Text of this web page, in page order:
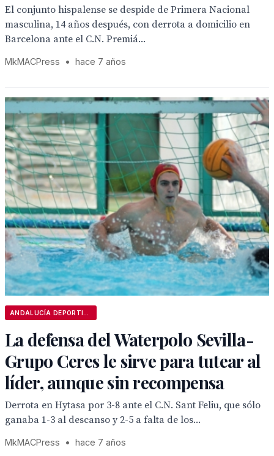
El conjunto hispalense se despide de Primera Nacional
masculina, 14 años después, con derrota a domicilio en
Barcelona ante el C.N. Premiá...
MkMACPress • hace 7 años
La defensa del Waterpolo Sevilla-
Grupo Ceres le sirve para tutear al
líder, aunque sin recompensa
Derrota en Hytasa por 3-8 ante el C.N. Sant Feliu, que sólo
ganaba 1-3 al descanso y 2-5 a falta de los...
MkMACPress • hace 7 años